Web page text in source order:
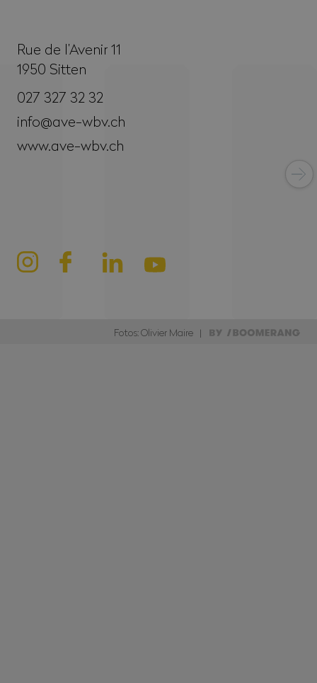
Rue de l’Avenir 11
1950 Sitten
027 327 32 32
info@ave-wbv.ch
www.ave-wbv.ch
Fotos: Olivier Maire |